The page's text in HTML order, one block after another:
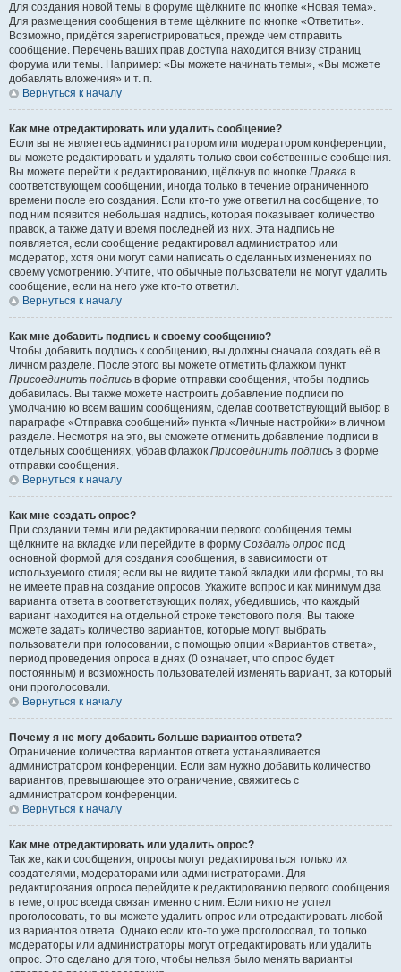
Для создания новой темы в форуме щёлкните по кнопке «Новая тема».
Для размещения сообщения в теме щёлкните по кнопке «Ответить».
Возможно, придётся зарегистрироваться, прежде чем отправить
сообщение. Перечень ваших прав доступа находится внизу страниц
форума или темы. Например: «Вы можете начинать темы», «Вы можете
добавлять вложения» и т. п.
Вернуться к началу
Как мне отредактировать или удалить сообщение?
Если вы не являетесь администратором или модератором конференции,
вы можете редактировать и удалять только свои собственные сообщения.
Вы можете перейти к редактированию, щёлкнув по кнопке Правка в
соответствующем сообщении, иногда только в течение ограниченного
времени после его создания. Если кто-то уже ответил на сообщение, то
под ним появится небольшая надпись, которая показывает количество
правок, а также дату и время последней из них. Эта надпись не
появляется, если сообщение редактировал администратор или
модератор, хотя они могут сами написать о сделанных изменениях по
своему усмотрению. Учтите, что обычные пользователи не могут удалить
сообщение, если на него уже кто-то ответил.
Вернуться к началу
Как мне добавить подпись к своему сообщению?
Чтобы добавить подпись к сообщению, вы должны сначала создать её в
личном разделе. После этого вы можете отметить флажком пункт
Присоединить подпись в форме отправки сообщения, чтобы подпись
добавилась. Вы также можете настроить добавление подписи по
умолчанию ко всем вашим сообщениям, сделав соответствующий выбор в
параграфе «Отправка сообщений» пункта «Личные настройки» в личном
разделе. Несмотря на это, вы сможете отменить добавление подписи в
отдельных сообщениях, убрав флажок Присоединить подпись в форме
отправки сообщения.
Вернуться к началу
Как мне создать опрос?
При создании темы или редактировании первого сообщения темы
щёлкните на вкладке или перейдите в форму Создать опрос под
основной формой для создания сообщения, в зависимости от
используемого стиля; если вы не видите такой вкладки или формы, то вы
не имеете прав на создание опросов. Укажите вопрос и как минимум два
варианта ответа в соответствующих полях, убедившись, что каждый
вариант находится на отдельной строке текстового поля. Вы также
можете задать количество вариантов, которые могут выбрать
пользователи при голосовании, с помощью опции «Вариантов ответа»,
период проведения опроса в днях (0 означает, что опрос будет
постоянным) и возможность пользователей изменять вариант, за который
они проголосовали.
Вернуться к началу
Почему я не могу добавить больше вариантов ответа?
Ограничение количества вариантов ответа устанавливается
администратором конференции. Если вам нужно добавить количество
вариантов, превышающее это ограничение, свяжитесь с
администратором конференции.
Вернуться к началу
Как мне отредактировать или удалить опрос?
Так же, как и сообщения, опросы могут редактироваться только их
создателями, модераторами или администраторами. Для
редактирования опроса перейдите к редактированию первого сообщения
в теме; опрос всегда связан именно с ним. Если никто не успел
проголосовать, то вы можете удалить опрос или отредактировать любой
из вариантов ответа. Однако если кто-то уже проголосовал, то только
модераторы или администраторы могут отредактировать или удалить
опрос. Это сделано для того, чтобы нельзя было менять варианты